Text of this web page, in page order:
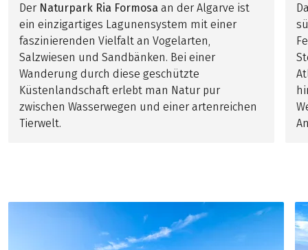
Der Naturpark Ria Formosa an der Algarve ist
ein einzigartiges Lagunensystem mit einer
faszinierenden Vielfalt an Vogelarten,
Salzwiesen und Sandbänken. Bei einer
Wanderung durch diese geschützte
Küstenlandschaft erlebt man Natur pur
zwischen Wasserwegen und einer artenreichen
Tierwelt.